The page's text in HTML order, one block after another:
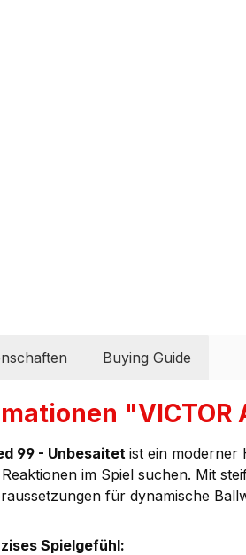
Buying Guide
99 - Unbesaitet ist ein moderner
im Spiel suchen. Mit
für dynamische
Spielgefühl: